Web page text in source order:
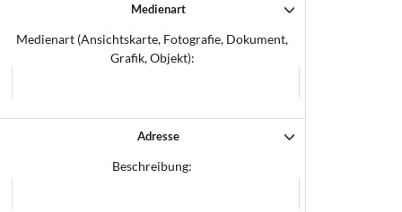
Medienart
Medienart (Ansichtskarte, Fotografie, Dokument,
Grafik, Objekt):
Adresse
Beschreibung: